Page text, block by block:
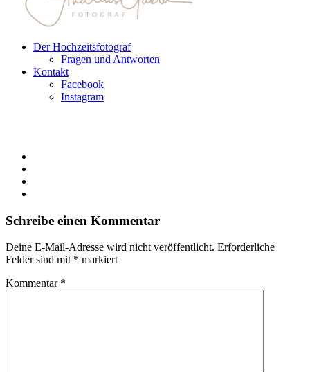
Der Hochzeitsfotograf
Fragen und Antworten
Kontakt
Facebook
Instagram
Schreibe einen Kommentar
Deine E-Mail-Adresse wird nicht veröffentlicht. Erforderliche
Felder sind mit * markiert
Kommentar *